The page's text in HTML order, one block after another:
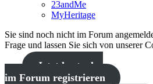
23andMe
MyHeritage
Sie sind noch nicht im Forum
Frage und lassen Sie sich von unserer
Jetzt kostenlos
im Forum registrieren